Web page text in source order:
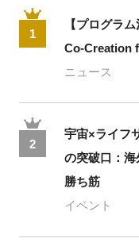
1
【プログラ
Co-Creation
ニュース
2
宇宙×ライフ
の突破口：
勝ち筋
イベント